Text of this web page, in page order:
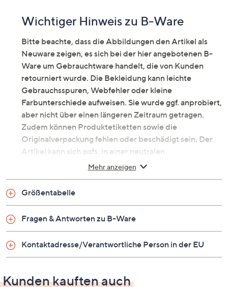
Wichtiger Hinweis zu B-Ware
Bitte beachte, dass die Abbildungen den Artikel als
Neuware zeigen, es sich bei der hier angebotenen B-
Ware um Gebrauchtware handelt, die von Kunden
retourniert wurde. Die Bekleidung kann leichte
Gebrauchsspuren, Webfehler oder kleine
Farbunterschiede aufweisen. Sie wurde ggf. anprobiert,
aber nicht über einen längeren Zeitraum getragen.
Zudem können Produktetiketten sowie die
Originalverpackung fehlen oder beschädigt sein. Der
Artikel kann sich ggfs. in einer neutralen
Umverpackung befinden. Erfahre mehr unter dem
Shirt mit Rundhalsausschnitt
Perfekt zum Wohlfühlen: Designershirt von STEFFEN
SCHRAUT
Auf einen Blick
enthält LENZING ECOVERO branded
Mehr anzeigen
Größentabelle
Fragen & Antworten zu B-Ware
Kontaktadresse/Verantwortliche Person in der EU
Kunden kauften auch